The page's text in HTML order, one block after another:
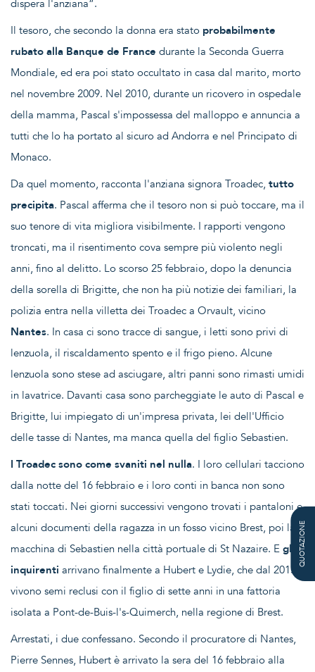
dispera l'anziana“.
Il tesoro, che secondo la donna era stato probabilmente
rubato alla Banque de France durante la Seconda Guerra
Mondiale, ed era poi stato occultato in casa dal marito, morto
nel novembre 2009. Nel 2010, durante un ricovero in ospedale
della mamma, Pascal s'impossessa del malloppo e annuncia a
tutti che lo ha portato al sicuro ad Andorra e nel Principato di
Monaco.
Da quel momento, racconta l'anziana signora Troadec, tutto
precipita. Pascal afferma che il tesoro non si può toccare, ma il
suo tenore di vita migliora visibilmente. I rapporti vengono
troncati, ma il risentimento cova sempre più violento negli
anni, fino al delitto. Lo scorso 25 febbraio, dopo la denuncia
della sorella di Brigitte, che non ha più notizie dei familiari, la
polizia entra nella villetta dei Troadec a Orvault, vicino
Nantes. In casa ci sono tracce di sangue, i letti sono privi di
lenzuola, il riscaldamento spento e il frigo pieno. Alcune
lenzuola sono stese ad asciugare, altri panni sono rimasti umidi
in lavatrice. Davanti casa sono parcheggiate le auto di Pascal e
Brigitte, lui impiegato di un'impresa privata, lei dell'Ufficio
delle tasse di Nantes, ma manca quella del figlio Sebastien.
I Troadec sono come svaniti nel nulla. I loro cellulari tacciono
dalla notte del 16 febbraio e i loro conti in banca non sono
stati toccati. Nei giorni successivi vengono trovati i pantaloni e
alcuni documenti della ragazza in un fosso vicino Brest, poi la
macchina di Sebastien nella città portuale di St Nazaire. E gli
inquirenti arrivano finalmente a Hubert e Lydie, che dal 2015
vivono semi reclusi con il figlio di sette anni in una fattoria
isolata a Pont-de-Buis-l's-Quimerch, nella regione di Brest.
Arrestati, i due confessano. Secondo il procuratore di Nantes,
Pierre Sennes, Hubert è arrivato la sera del 16 febbraio alla
QUOTAZIONE